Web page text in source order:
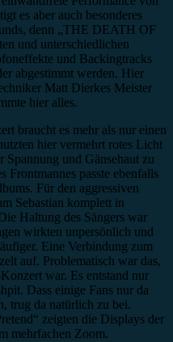
es aber auch besonderes
denn „THE DEATH OF
und unterschiedlichen
und Backingtracks
abgestimmt werden. Hier
Matt Dierkes Meister
hier alles.
braucht es mehr als nur einen
hier vermehrt rotes Licht
und Gänsehaut zu
Frontmannes passte ebenfalls
Für den aggressiven
Sebastian komplett in
Haltung des Sängers war
wirkten unpersönlich und
Eine Verbindung zum
auf. Problematisch war das,
war. Es entstand nur
Dass einige Fans nur da
trug da natürlich zu bei.
zeigten die Displays der
mehrfachen Zoom.